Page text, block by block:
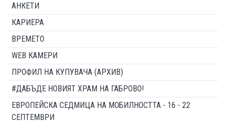
АНКЕТИ
КАРИЕРА
ВРЕМЕТО
WEB КАМЕРИ
ПРОФИЛ НА КУПУВАЧА (АРХИВ)
#ДАБЪДЕ НОВИЯТ ХРАМ НА ГАБРОВО!
ЕВРОПЕЙСКА СЕДМИЦА НА МОБИЛНОСТТА - 16 - 22
СЕПТЕМВРИ